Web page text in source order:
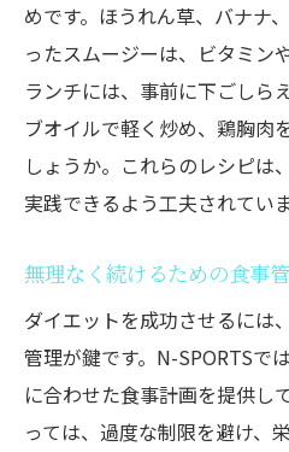
めです。ほうれん草、バナナ
ったスムージーは、ビタミン
ランチには、事前に下ごしら
ブオイルで軽く炒め、鶏胸肉
しょうか。これらのレシピは
実践できるよう工夫されていま
無理なく続けるための食事
ダイエットを成功させるには
管理が鍵です。N-SPORTSで
に合わせた食事計画を提供し
っては、過度な制限を避け、